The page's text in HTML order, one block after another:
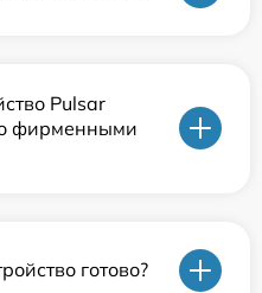
Pulsar
фирменными
готово?